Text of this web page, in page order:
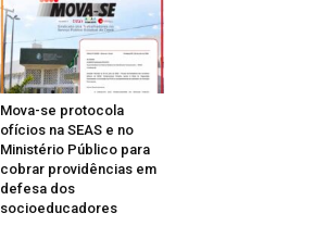
Mova-se protocola
ofícios na SEAS e no
Ministério Público para
cobrar providências em
defesa dos
socioeducadores